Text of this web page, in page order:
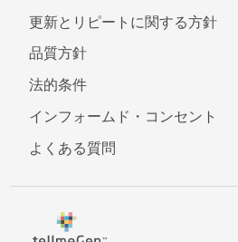
更新とリピートに関する方針
品質方針
法的条件
インフォームド・コンセント
よくある質問